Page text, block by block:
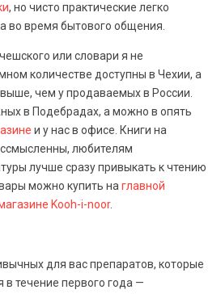
, но чисто практические легко
во время бытового общения.
или словари я не
количестве доступны в Чехии, а
чем у продаваемых в России.
в Подебрадах, а можно в опять
и у нас в офисе. Книги на
любителям
лучше сразу привыкать к чтению
можно купить на главной
Kooh-i-noor.
для вас препаратов, которые
в течение первого года —